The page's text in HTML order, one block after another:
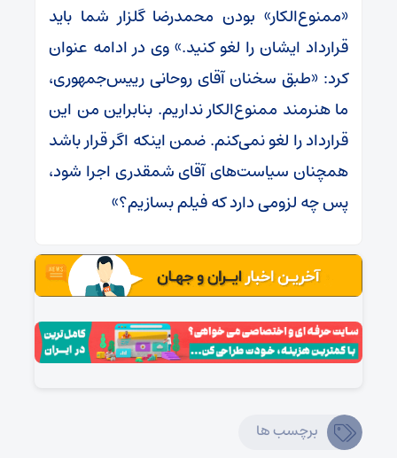
«ممنوع‌الکار» بودن محمدرضا گلزار شما باید
قرارداد ایشان را لغو کنید.» وی در ادامه عنوان
کرد: «طبق سخنان آقای روحانی رییس‌جمهوری،
ما هنرمند ممنوع‌الکار نداریم. بنابراین من این
قرارداد را لغو نمی‌کنم. ضمن اینکه اگر قرار باشد
همچنان سیاست‌های آقای شمقدری اجرا شود،
پس چه لزومی دارد که فیلم بسازیم؟»
برچسب ها